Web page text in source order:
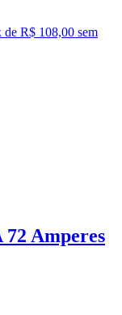
de R$ 108,00 sem
Amperes